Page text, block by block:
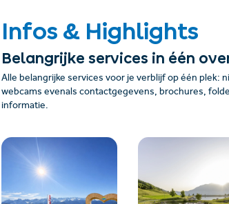
Infos & Highlights
Belangrijke services in één
Alle belangrijke services voor je verblijf op één plek:
webcams evenals contactgegevens, brochures,
informatie.